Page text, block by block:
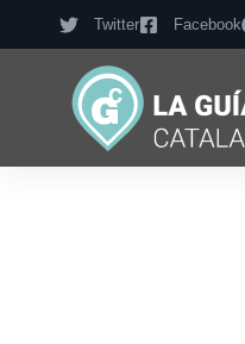
Twitter Facebook